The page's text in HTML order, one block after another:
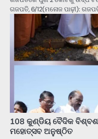
ଗଜପତି, 6/12(ମନୋଜ ପାଢ଼ୀ):
108 କୁଣ୍ଡିୟ ବୈଦିକ
ମହୋତ୍ସବ ଅନୁଷ୍ଠିତ